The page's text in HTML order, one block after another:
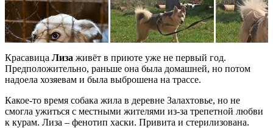
Красавица Лиза живёт в приюте уже не первый год.
Предположительно, раньше она была домашней, но потом
надоела хозяевам и была выброшена на трассе.
Какое-то время собака жила в деревне Залахтовье, но не
смогла ужиться с местными жителями из-за трепетной любви
к курам. Лиза – фенотип хаски. Привита и стерилизована.